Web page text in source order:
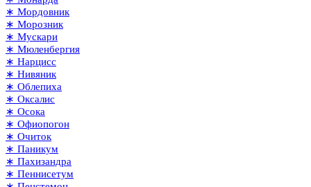
∗ Мордовник
∗ Морозник
∗ Мускари
∗ Мюленбергия
∗ Нарцисс
∗ Нивяник
∗ Облепиха
∗ Оксалис
∗ Осока
∗ Офиопогон
∗ Очиток
∗ Паникум
∗ Пахизандра
∗ Пеннисетум